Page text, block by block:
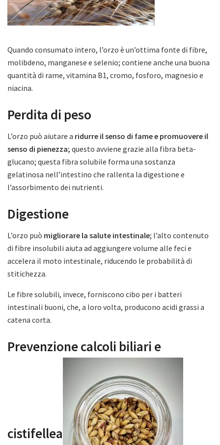
Quando consumato intero, l’orzo è un’ottima fonte di fibre,
molibdeno, manganese e selenio; contiene anche una buona
quantità di rame, vitamina B1, cromo, fosforo, magnesio e
niacina.
Perdita di peso
L’orzo può aiutare a ridurre il senso di fame e promuovere il
senso di pienezza; questo avviene grazie alla fibra beta-
glucano; questa fibra solubile forma una sostanza
gelatinosa nell’intestino che rallenta la digestione e
l’assorbimento dei nutrienti.
Digestione
L’orzo può migliorare la salute intestinale; l’alto contenuto
di fibre insolubili aiuta ad aggiungere volume alle feci e
accelera il moto intestinale, riducendo le probabilità di
stitichezza.
Le fibre solubili, invece, forniscono cibo per i batteri
intestinali buoni, che, a loro volta, producono acidi grassi a
catena corta.
Prevenzione calcoli biliari e
cistifellea